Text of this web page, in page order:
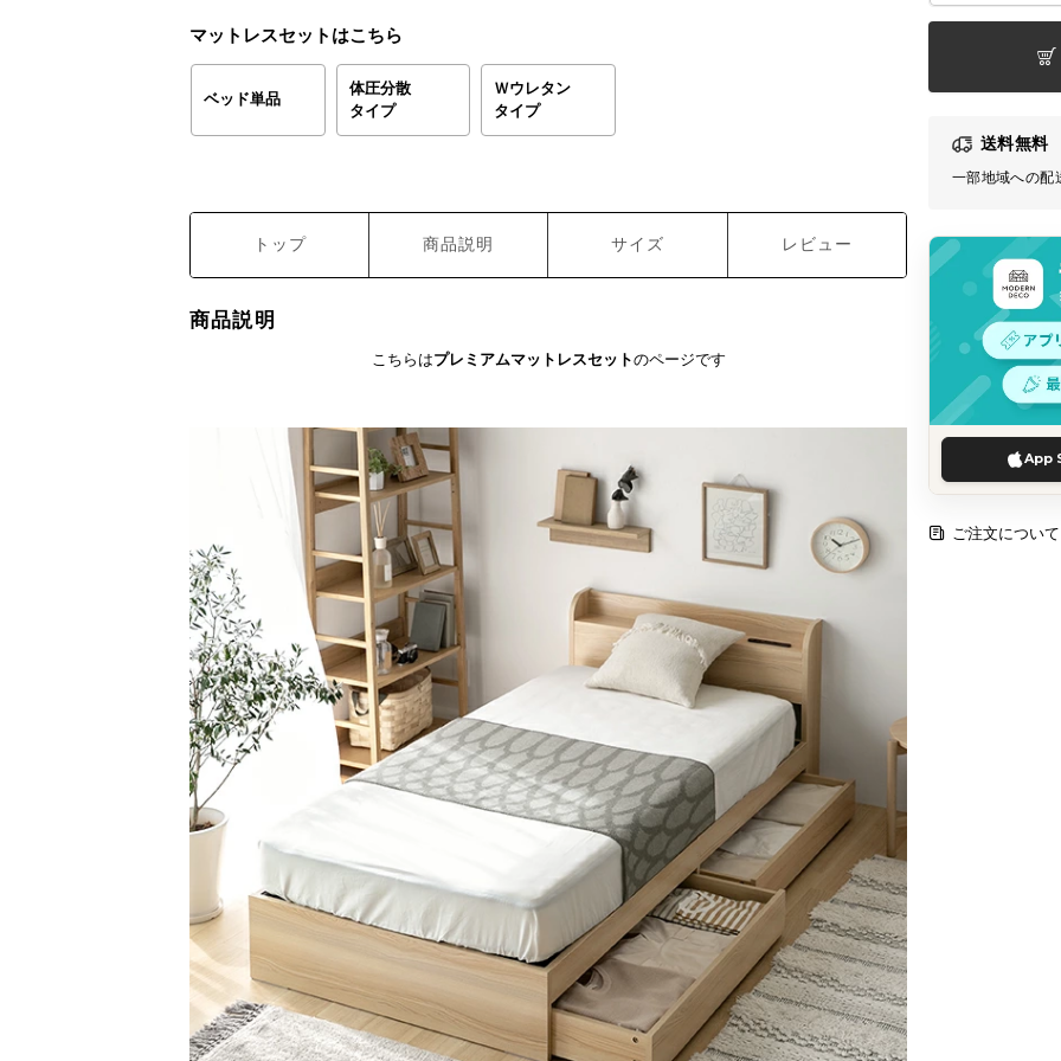
送料無料
一部地域への配
App
ご注文について
マットレスセットはこちら
ベッド単品
体圧分散
タイプ
Ｗウレタン
タイプ
トップ 商品説明 サイズ レビュー
商品説明
こちらはプレミアムマットレスセットのページです